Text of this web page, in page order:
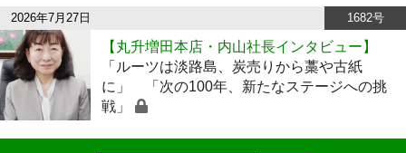
2026年7月27日 1682号
【丸升増田本店・内山社長インタビュー】
「ルーツは淡路島、炭売りから藁や古紙
に」 「次の100年、新たなステージへの挑
戦」